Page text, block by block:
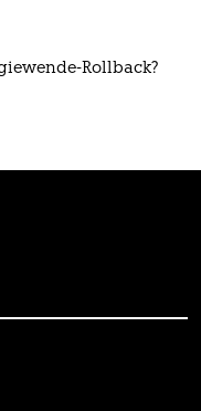
Rollback?